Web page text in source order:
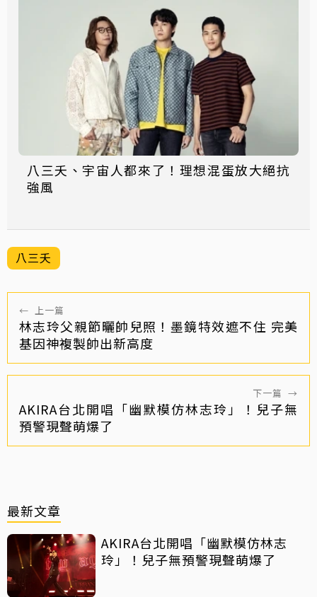
八三夭、宇宙人都來了！理想混蛋放大絕抗
強風
八三夭
← 上一篇
林志玲父親節曬帥兒照！墨鏡特效遮不住 完美
基因神複製帥出新高度
下一篇 →
AKIRA台北開唱「幽默模仿林志玲」！兒子無
預警現聲萌爆了
最新文章
AKIRA台北開唱「幽默模仿林志
玲」！兒子無預警現聲萌爆了